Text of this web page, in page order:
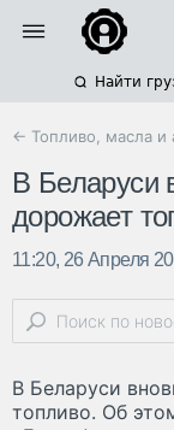
Найти
← Топливо, масла и
В Беларуси
дорожает
11:20, 26 Апреля
В Беларуси
топливо. Об